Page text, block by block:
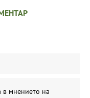
в мнението на